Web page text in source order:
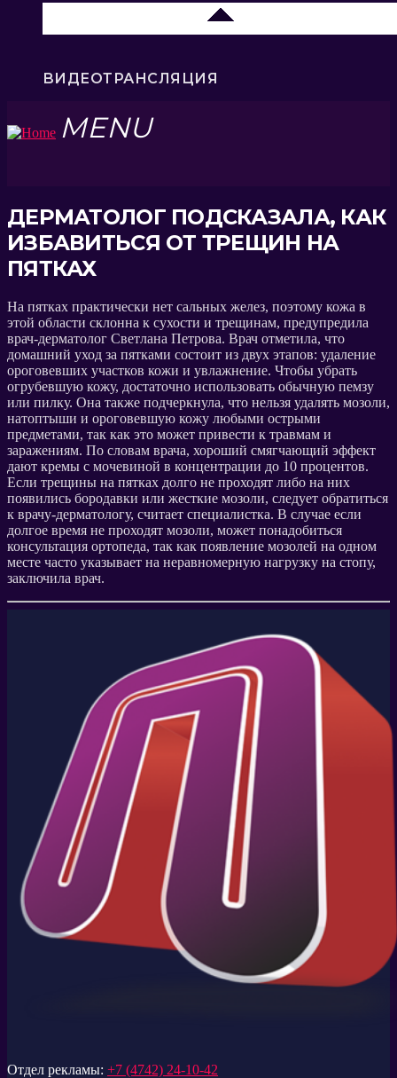
ВИДЕОТРАНСЛЯЦИЯ
MENU
ДЕРМАТОЛОГ ПОДСКАЗАЛА, КАК
ИЗБАВИТЬСЯ ОТ ТРЕЩИН НА
ПЯТКАХ
На пятках практически нет сальных желез, поэтому кожа в
этой области склонна к сухости и трещинам, предупредила
врач-дерматолог Светлана Петрова. Врач отметила, что
домашний уход за пятками состоит из двух этапов: удаление
ороговевших участков кожи и увлажнение. Чтобы убрать
огрубевшую кожу, достаточно использовать обычную пемзу
или пилку. Она также подчеркнула, что нельзя удалять мозоли,
натоптыши и ороговевшую кожу любыми острыми
предметами, так как это может привести к травмам и
заражениям. По словам врача, хороший смягчающий эффект
дают кремы с мочевиной в концентрации до 10 процентов.
Если трещины на пятках долго не проходят либо на них
появились бородавки или жесткие мозоли, следует обратиться
к врачу-дерматологу, считает специалистка. В случае если
долгое время не проходят мозоли, может понадобиться
консультация ортопеда, так как появление мозолей на одном
месте часто указывает на неравномерную нагрузку на стопу,
заключила врач.
Отдел рекламы: +7 (4742) 24-10-42